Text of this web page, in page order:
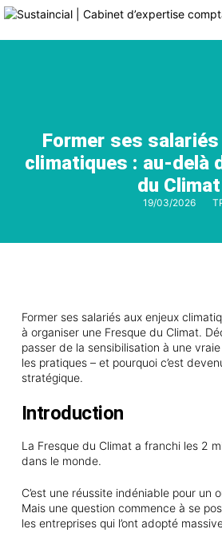
Former ses salariés
climatiques : au-delà
du Climat
19/03/2026
Former ses salariés aux enjeux
à organiser une Fresque du Climat.
passer de la sensibilisation à une
les pratiques – et pourquoi c’est
stratégique.
Introduction
La Fresque du Climat a franchi les 2
dans le monde.
C’est une réussite indéniable pour un
Mais une question commence à se
les entreprises qui l’ont adopté